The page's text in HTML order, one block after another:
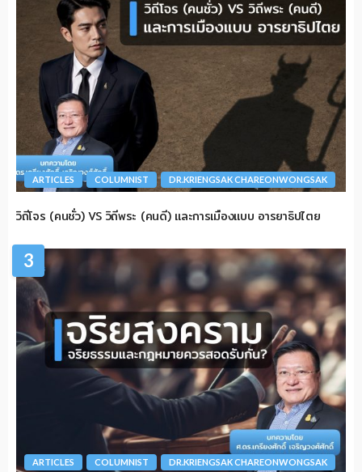
ARTICLES COLUMNIST DR.KRIENGSAK CHAREONWONGSAK
วิถีโจร (คนชั่ว) VS วิถีพระ (คนดี) และการเมืองแบบ อารยาธิปไตย
3
ARTICLES COLUMNIST DR.KRIENGSAK CHAREONWONGSAK